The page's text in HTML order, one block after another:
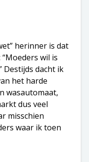
herinner is dat
wil is
Destijds dacht ik
het harde
wasautomaat,
dus veel
misschien
waar ik toen